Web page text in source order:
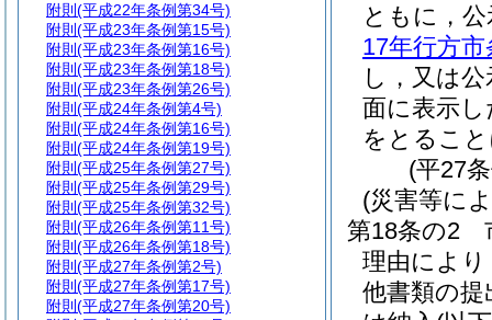
ともに，
17年行方
し，又は
面に表示
をとるこ
(平27
(災害等に
第18条の2
理由によ
他書類の提
附則 (平成22年条例第34号)
附則 (平成23年条例第15号)
附則 (平成23年条例第16号)
附則 (平成23年条例第18号)
附則 (平成23年条例第26号)
附則 (平成24年条例第4号)
附則 (平成24年条例第16号)
附則 (平成24年条例第19号)
附則 (平成25年条例第27号)
附則 (平成25年条例第29号)
附則 (平成25年条例第32号)
附則 (平成26年条例第11号)
附則 (平成26年条例第18号)
附則 (平成27年条例第2号)
附則 (平成27年条例第17号)
附則 (平成27年条例第20号)